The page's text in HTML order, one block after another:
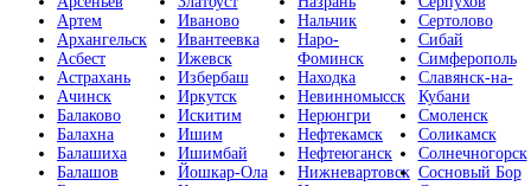
Артем
Архангельск
Асбест
Астрахань
Ачинск
Балаково
Балахна
Балашиха
Балашов
Иваново
Ивантеевка
Ижевск
Избербаш
Иркутск
Искитим
Ишим
Ишимбай
Йошкар-Ола
Нальчик
Наро-
Фоминск
Находка
Невинномысск
Нерюнгри
Нефтекамск
Нефтеюганск
Нижневартовск
Сертолово
Сибай
Симферополь
Славянск-на-
Кубани
Смоленск
Соликамск
Солнечногорск
Сосновый Бор